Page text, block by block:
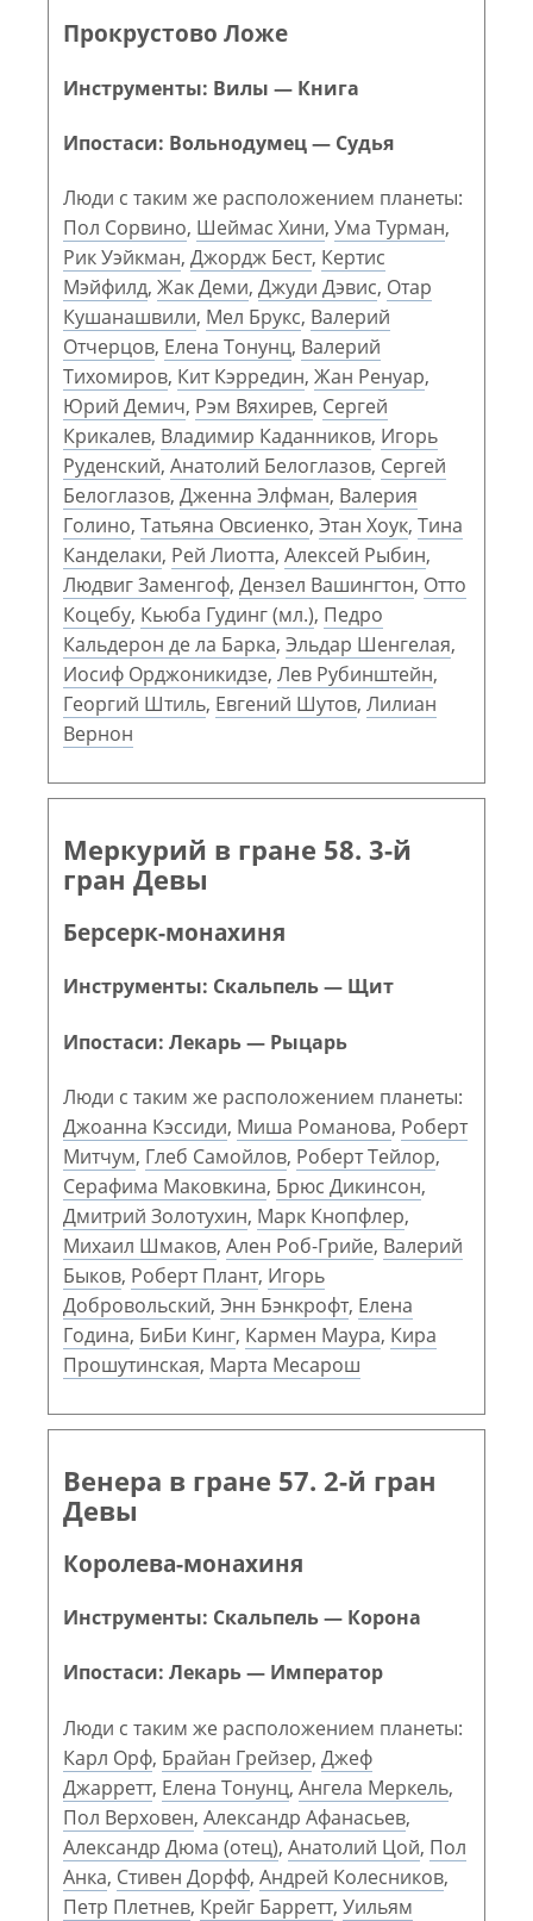
Прокрустово Ложе
Инструменты: Вилы — Книга
Ипостаси: Вольнодумец — Судья
Люди с таким же расположением планеты:
Пол Сорвино, Шеймас Хини, Ума Турман,
Рик Уэйкман, Джордж Бест, Кертис
Мэйфилд, Жак Деми, Джуди Дэвис, Отар
Кушанашвили, Мел Брукс, Валерий
Отчерцов, Елена Тонунц, Валерий
Тихомиров, Кит Кэрредин, Жан Ренуар,
Юрий Демич, Рэм Вяхирев, Сергей
Крикалев, Владимир Каданников, Игорь
Руденский, Анатолий Белоглазов, Сергей
Белоглазов, Дженна Элфман, Валерия
Голино, Татьяна Овсиенко, Этан Хоук, Тина
Канделаки, Рей Лиотта, Алексей Рыбин,
Людвиг Заменгоф, Дензел Вашингтон, Отто
Коцебу, Кьюба Гудинг (мл.), Педро
Кальдерон де ла Барка, Эльдар Шенгелая,
Иосиф Орджоникидзе, Лев Рубинштейн,
Георгий Штиль, Евгений Шутов, Лилиан
Вернон
Меркурий в гране 58. 3-й
гран Девы
Берсерк-монахиня
Инструменты: Скальпель — Щит
Ипостаси: Лекарь — Рыцарь
Люди с таким же расположением планеты:
Джоанна Кэссиди, Миша Романова, Роберт
Митчум, Глеб Самойлов, Роберт Тейлор,
Серафима Маковкина, Брюс Дикинсон,
Дмитрий Золотухин, Марк Кнопфлер,
Михаил Шмаков, Ален Роб-Грийе, Валерий
Быков, Роберт Плант, Игорь
Добровольский, Энн Бэнкрофт, Елена
Година, БиБи Кинг, Кармен Маура, Кира
Прошутинская, Марта Месарош
Венера в гране 57. 2-й гран
Девы
Королева-монахиня
Инструменты: Скальпель — Корона
Ипостаси: Лекарь — Император
Люди с таким же расположением планеты:
Карл Орф, Брайан Грейзер, Джеф
Джарретт, Елена Тонунц, Ангела Меркель,
Пол Верховен, Александр Афанасьев,
Александр Дюма (отец), Анатолий Цой, Пол
Анка, Стивен Дорфф, Андрей Колесников,
Петр Плетнев, Крейг Барретт, Уильям